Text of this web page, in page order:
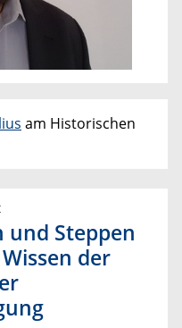
am Historischen
Steppen
der